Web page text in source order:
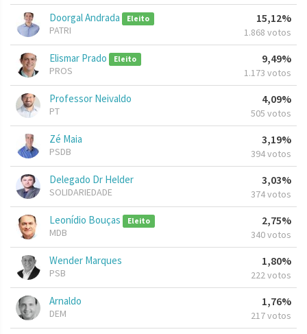
Doorgal Andrada Eleito
PATRI
15,12%
1.868 votos
Elismar Prado Eleito
PROS
9,49%
1.173 votos
Professor Neivaldo
PT
4,09%
505 votos
Zé Maia
PSDB
3,19%
394 votos
Delegado Dr Helder
SOLIDARIEDADE
3,03%
374 votos
Leonídio Bouças Eleito
MDB
2,75%
340 votos
Wender Marques
PSB
1,80%
222 votos
Arnaldo
DEM
1,76%
217 votos